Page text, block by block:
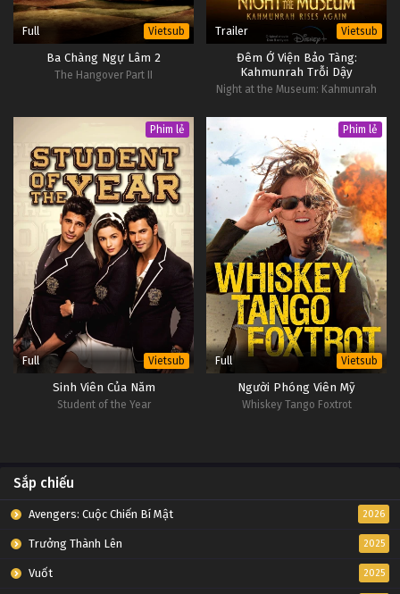
Full Vietsub
Ba Chàng Ngự Lâm 2
The Hangover Part II
Trailer Vietsub
Đêm Ở Viện Bảo Tàng:
Kahmunrah Trỗi Dậy
Night at the Museum: Kahmunrah
Phim lẻ
Full Vietsub
Sinh Viên Của Năm
Student of the Year
Phim lẻ
Full Vietsub
Người Phóng Viên Mỹ
Whiskey Tango Foxtrot
Sắp chiếu
Avengers: Cuộc Chiến Bí Mật 2026
Trưởng Thành Lên 2025
Vuốt 2025